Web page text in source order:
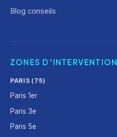
Blog conseils
ZONES D'INTERVENTION
PARIS (75)
Paris 1er
Paris 3e
Paris 5e